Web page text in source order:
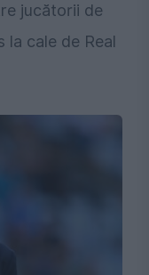
jucătorii de
la cale de Real